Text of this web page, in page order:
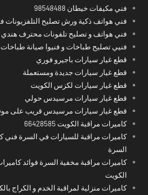
فني مكيفات خيطان 98548488
فني هواتف ذكية ورش تصليح التلفزيونات
فني هواتف و تصليح تلفونات محترف هندي
فنيي تصليح طباخات و فنيوا صيانة
قطع غيار سيارات باجيرو فوري
قطع غيار سيارات جديدة ومستعملة
قطع غيار سيارات لكزس الكويت
قطع غيار سيارات مرسيدس حولي
قطع غيار سيارات مرسيدس قريب على
كاميرات مراقبة الكويت 66428585
كاميرات مراقبة للسيارات في السرة فني
السرة
كاميرات مراقبة مخفية السرة فوائد
الكويت
كاميرات منزلية لمراقبة الخدم و الكراج